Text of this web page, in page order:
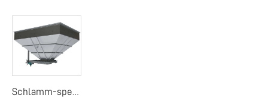
Schlamm-speicherbehälter